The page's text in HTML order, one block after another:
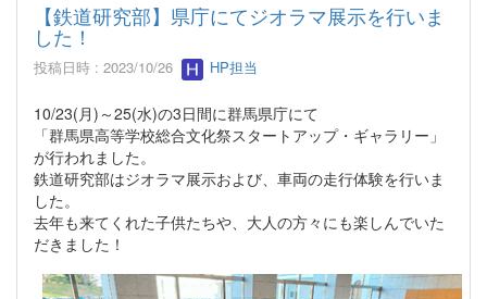
【鉄道研究部】県庁にてジオラマ展示を行いま
した！
投稿日時 : 2023/10/26 HP担当
10/23(月)～25(水)の3日間に群馬県庁にて
「群馬県高等学校総合文化祭スタートアップ・ギャラリー」
が行われました。
鉄道研究部はジオラマ展示および、車両の走行体験を行いま
した。
去年も来てくれた子供たちや、大人の方々にも楽しんでいた
だきました！